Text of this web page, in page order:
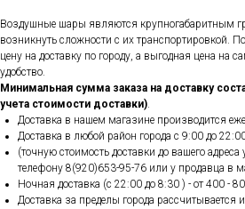
Воздушные шары являются крупногабаритным
возникнуть сложности с их транспортировкой.
цену на доставку по городу, а выгодная цена на
удобство.
Минимальная сумма заказа на доставку
учета стоимости доставки).
Доставка в нашем магазине производится
Доставка в любой район города c 9:00 до
(точную стоимость доставки до вашего
телефону 8(920)653-95-76 или у продавца в
Ночная доставка (с 22:00 до 8:30 ) - от 400 -
Доставка за пределы города рассчитывается